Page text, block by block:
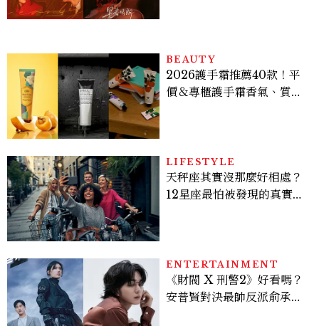
BEAUTY
2026護手霜推薦40款！平
價＆專櫃護手霜香氣、質
LIFESTYLE
天秤座其實沒那麼好相處？
12星座最怕被發現的真實面
ENTERTAINMENT
《財閥 X 刑警2》好看嗎？
安普賢對決最帥反派俞承